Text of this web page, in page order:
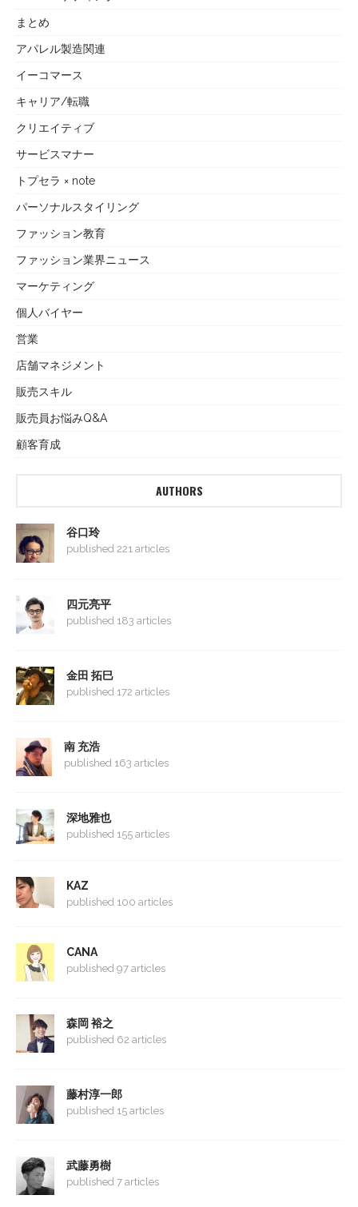
まとめ
アパレル製造関連
イーコマース
キャリア/転職
クリエイティブ
サービスマナー
トプセラ × note
パーソナルスタイリング
ファッション教育
ファッション業界ニュース
マーケティング
個人バイヤー
営業
店舗マネジメント
販売スキル
販売員お悩みQ&A
顧客育成
AUTHORS
谷口玲
published 221 articles
四元亮平
published 183 articles
金田 拓巳
published 172 articles
南 充浩
published 163 articles
深地雅也
published 155 articles
KAZ
published 100 articles
CANA
published 97 articles
森岡 裕之
published 62 articles
藤村淳一郎
published 15 articles
武藤勇樹
published 7 articles